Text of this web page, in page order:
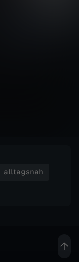
alltagsnah